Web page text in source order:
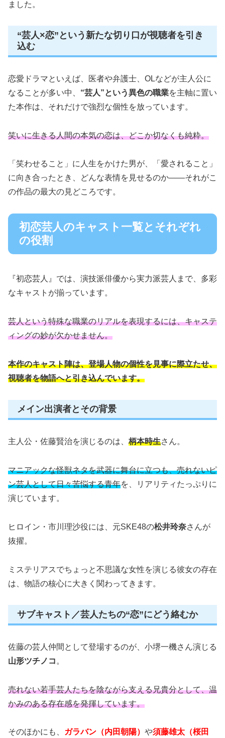
ました。
“芸人×恋”という新たな切り口が視聴者を引き
込む
恋愛ドラマといえば、医者や弁護士、OLなどが主人公に
なることが多い中、 “芸人”という異色の職業を主軸に置い
た本作は、それだけで強烈な個性を放っています。
笑いに生きる人間の本気の恋は、どこか切なくも純粋。
「笑わせること」に人生をかけた男が、「愛されること」
に向き合ったとき、どんな表情を見せるのか――それがこ
の作品の最大の見どころです。
初恋芸人のキャスト一覧とそれぞれ
の役割
『初恋芸人』では、演技派俳優から実力派芸人まで、多彩
なキャストが揃っています。
芸人という特殊な職業のリアルを表現するには、キャステ
ィングの妙が欠かせません。
本作のキャスト陣は、登場人物の個性を見事に際立たせ、
視聴者を物語へと引き込んでいます。
メイン出演者とその背景
主人公・佐藤賢治を演じるのは、 柄本時生さん。
マニアックな怪獣ネタを武器に舞台に立つも、売れないピ
ン芸人として日々苦悩する青年を、リアリティたっぷりに
演じています。
ヒロイン・市川理沙役には、元SKE48の松井玲奈さんが
抜擢。
ミステリアスでちょっと不思議な女性を演じる彼女の存在
は、物語の核心に大きく関わってきます。
サブキャスト／芸人たちの“恋”にどう絡むか
佐藤の芸人仲間として登場するのが、小堺一機さん演じる
山形ツチノコ 。
売れない若手芸人たちを陰ながら支える兄貴分として、温
かみのある存在感を発揮しています。
そのほかにも、 ガラバン（内田朝陽） や須藤雄太（桜田